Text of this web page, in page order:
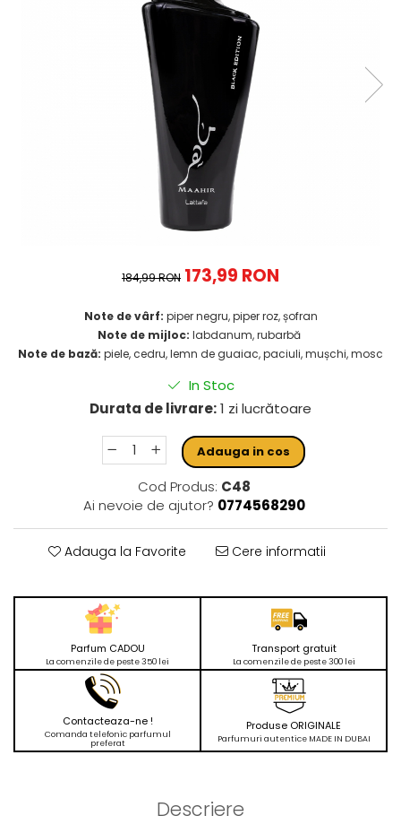
184,99 RON 173,99 RON
Note de vârf: piper negru, piper roz, șofran
Note de mijloc: labdanum, rubarbă
Note de bază: piele, cedru, lemn de guaiac, paciuli, mușchi, mosc
In Stoc
Durata de livrare:1 zi lucrătoare
Adauga in cos
Cod Produs: C48
Ai nevoie de ajutor? 0774568290
Adauga la Favorite Cere informatii
Parfum CADOU
La comenzile de peste 350 lei
Transport gratuit
La comenzile de peste 300 lei
Contacteaza-ne !
Comanda telefonic parfumul
preferat
Produse ORIGINALE
Parfumuri autentice MADE IN DUBAI
Descriere